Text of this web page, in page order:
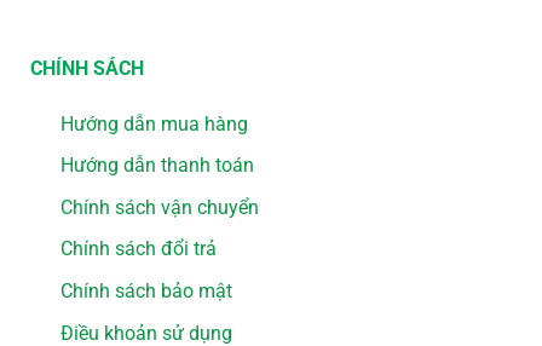
CHÍNH SÁCH
Hướng dẫn mua hàng
Hướng dẫn thanh toán
Chính sách vận chuyển
Chính sách đổi trả
Chính sách bảo mật
Điều khoản sử dụng